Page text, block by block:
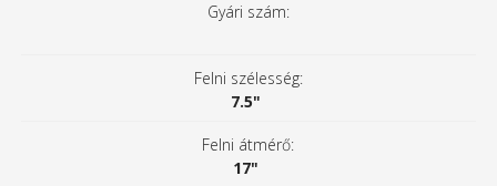
Gyári szám:
Felni szélesség:
7.5"
Felni átmérő:
17"